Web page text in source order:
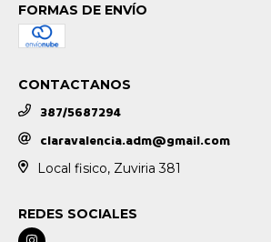
FORMAS DE ENVÍO
CONTACTANOS
387/5687294
claravalencia.adm@gmail.com
Local fisico, Zuviria 381
REDES SOCIALES